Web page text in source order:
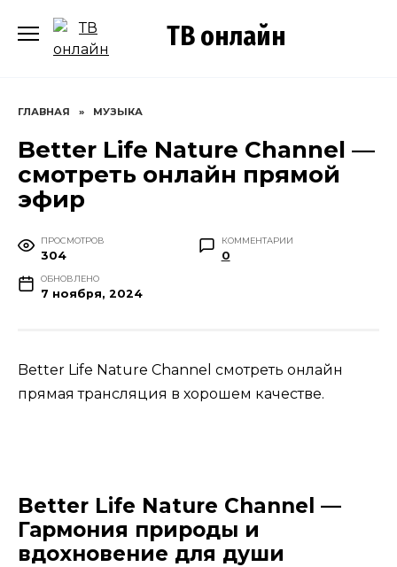
содержанию
ТВ онлайн
ГЛАВНАЯ » МУЗЫКА
Better Life Nature Channel —
смотреть онлайн прямой
эфир
ПРОСМОТРОВ
304
КОММЕНТАРИИ
0
ОБНОВЛЕНО
7 ноября, 2024
Better Life Nature Channel смотреть онлайн
прямая трансляция в хорошем качестве.
Better Life Nature Channel —
Гармония природы и
вдохновение для души